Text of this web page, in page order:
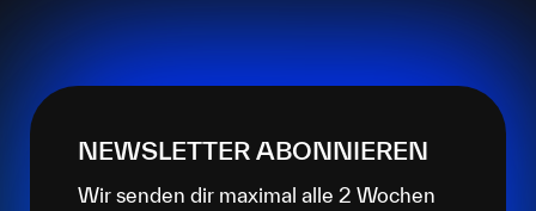
NEWSLETTER ABONNIEREN
Wir senden dir maximal alle 2 Wochen